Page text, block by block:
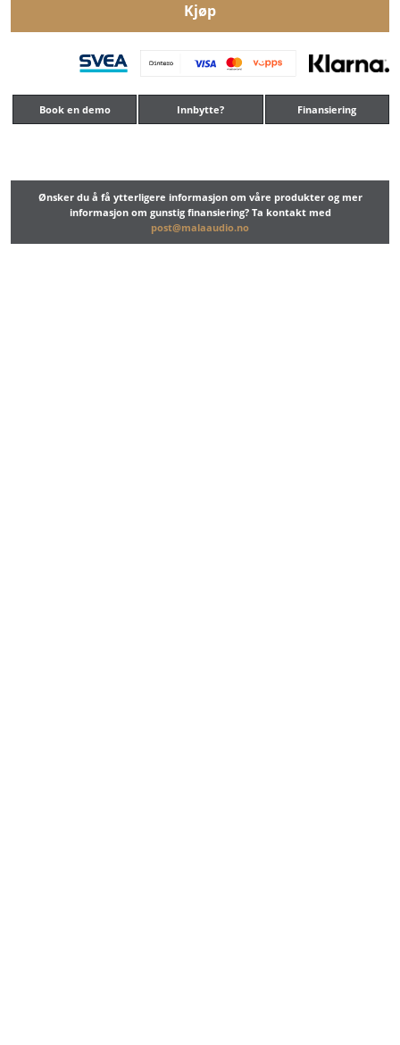
Kjøp
Book en demo Innbytte? Finansiering
Ønsker du å få ytterligere informasjon om våre produkter og mer
informasjon om gunstig finansiering? Ta kontakt med
post@malaaudio.no